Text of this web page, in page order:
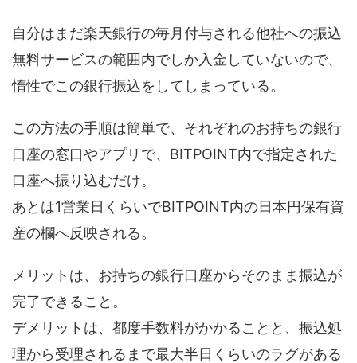
自分はまだ楽天銀行の毎月付与される他社への振込
無料サービスの範囲内でしか入金していないので、
惰性でこの銀行振込をしてしまっている。
この方法の手順は簡単で、それぞれのお持ちの銀行
口座の窓口やアプリで、BITPOINT内で指定された
口座へ振り込むだけ。
あとは1営業日くらいでBITPOINT内の日本円保有資
産の欄へ反映される。
メリットは、お持ちの銀行口座からそのまま振込が
完了できること。
デメリットは、都度手数料がかかることと、振込処
理から受理されるまで最大半日くらいのラグがある